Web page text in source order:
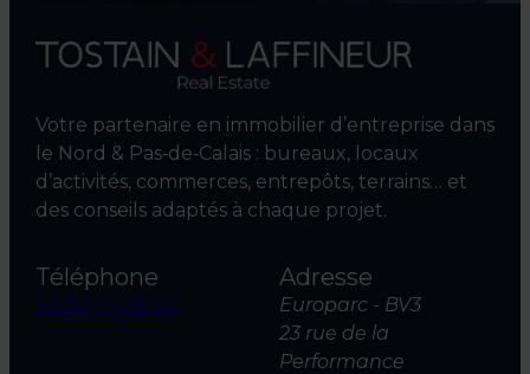
Votre partenaire en immobilier d’entreprise dans
le Nord & Pas‑de‑Calais : bureaux, locaux
d’activités, commerces, entrepôts, terrains… et
des conseils adaptés à chaque projet.
Téléphone
03 20 04 06 00
Adresse
Europarc - BV3
23 rue de la
Performance